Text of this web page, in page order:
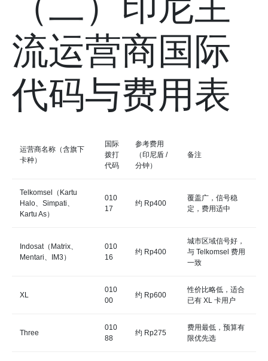
流运营商国际
代码与费用表
运营商名称（含旗下
卡种）
国际
拨打
代码
参考费用
（印尼盾 /
分钟）
备注
Telkomsel（Kartu
Halo、Simpati、
Kartu As）
010
17
约 Rp400
覆盖广，信号稳
定，费用适中
Indosat（Matrix、
Mentari、IM3）
010
16
约 Rp400
城市区域信号好，
与 Telkomsel 费用
一致
XL
010
00
约 Rp600
性价比略低，适合
已有 XL 卡用户
Three
010
88
约 Rp275
费用最低，预算有
限优先选